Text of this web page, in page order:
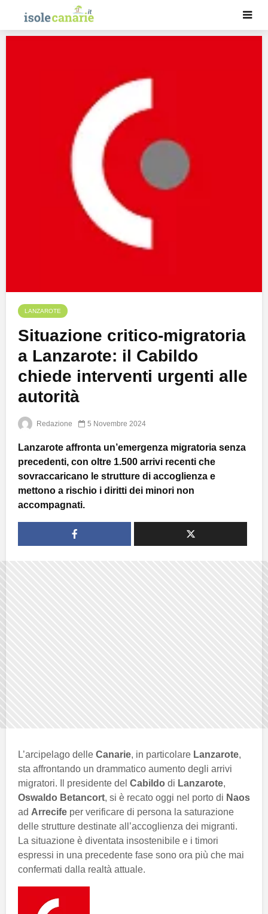
LANZAROTE
Situazione critico-migratoria
a Lanzarote: il Cabildo
chiede interventi urgenti alle
autorità
Redazione 5 Novembre 2024
Lanzarote affronta un’emergenza migratoria senza
precedenti, con oltre 1.500 arrivi recenti che
sovraccaricano le strutture di accoglienza e
mettono a rischio i diritti dei minori non
accompagnati.
L’arcipelago delle Canarie, in particolare Lanzarote,
sta affrontando un drammatico aumento degli arrivi
migratori. Il presidente del Cabildo di Lanzarote,
Oswaldo Betancort, si è recato oggi nel porto di Naos
ad Arrecife per verificare di persona la saturazione
delle strutture destinate all’accoglienza dei migranti.
La situazione è diventata insostenibile e i timori
espressi in una precedente fase sono ora più che mai
confermati dalla realtà attuale.